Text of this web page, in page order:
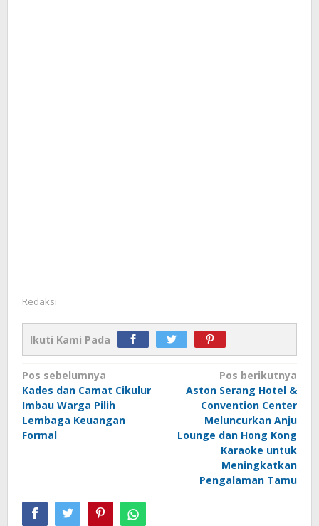
Redaksi
Ikuti Kami Pada
Navigasi
pos
Pos sebelumnya
Kades dan Camat Cikulur
Imbau Warga Pilih
Lembaga Keuangan
Formal
Pos berikutnya
Aston Serang Hotel &
Convention Center
Meluncurkan Anju
Lounge dan Hong Kong
Karaoke untuk
Meningkatkan
Pengalaman Tamu